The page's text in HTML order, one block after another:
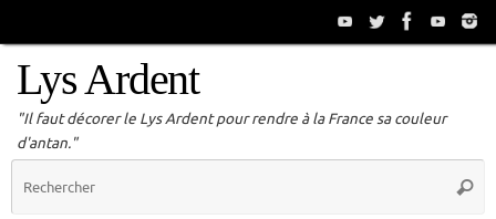
Lys Ardent
"Il faut décorer le Lys Ardent pour rendre à la France sa couleur
d'antan."